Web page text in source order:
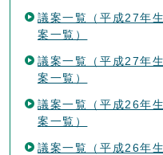
議案一覧（平成27年
案一覧）
議案一覧（平成27年
案一覧）
議案一覧（平成26年
案一覧）
議案一覧（平成26年